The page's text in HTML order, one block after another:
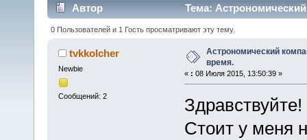
Автор Тема:
0 Пользователей и 1 Гость просматривают эту тему.
tvkkolcher
Newbie
Сообщений: 2
Астрономический
время.
« : 08 Июля 2015, 13:50:39 »
Здравствуйте!
Стоит у меня